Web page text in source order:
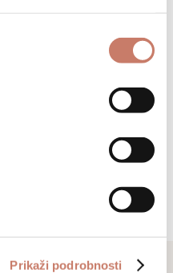
Prikaži podrobnosti